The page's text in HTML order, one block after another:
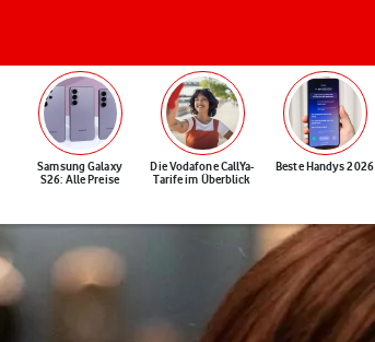
Samsung Galaxy
S26: Alle Preise
Die Vodafone CallYa-
Tarife im Überblick
Beste Handys 2026